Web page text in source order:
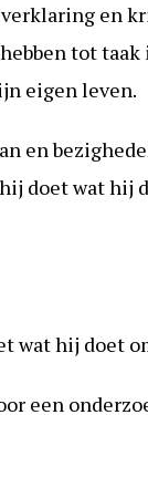
en
tot
eigen leven.
en
doet wat hij
wat hij doet
een